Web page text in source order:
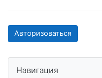
Авторизоваться
Навигация